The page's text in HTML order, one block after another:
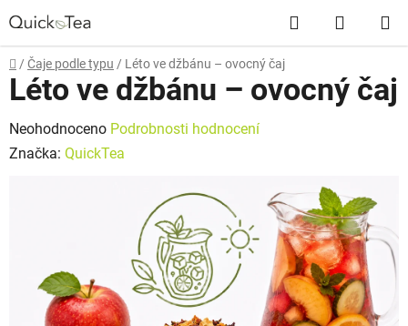
na
obsah
Hledat
KOŠÍK
Domů
/ Čaje podle typu / Léto ve džbánu – ovocný čaj
Léto ve džbánu – ovocný čaj
Průměrné
hodnocení
hvězdiček.
Neohodnoceno Podrobnosti hodnocení
Značka: QuickTea